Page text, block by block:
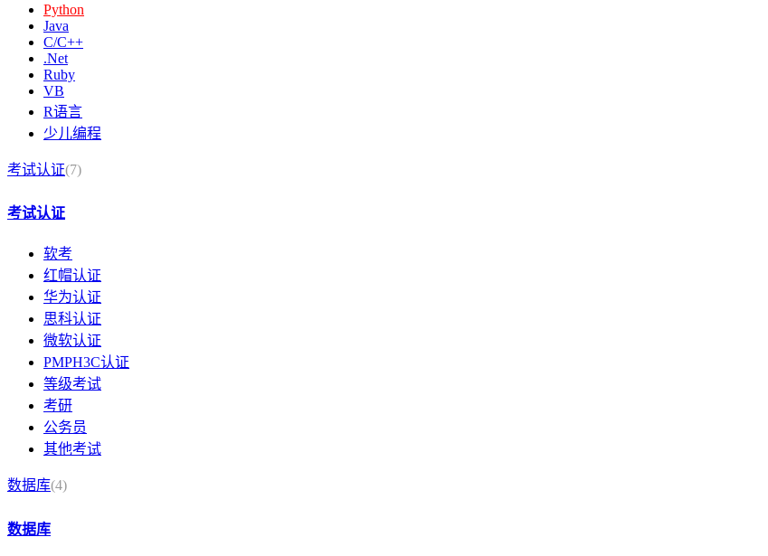
Python
Java
C/C++
.Net
Ruby
VB
R语言
少儿编程
考试认证(7)
考试认证
软考
红帽认证
华为认证
思科认证
微软认证
PMPH3C认证
等级考试
考研
公务员
其他考试
数据库(4)
数据库